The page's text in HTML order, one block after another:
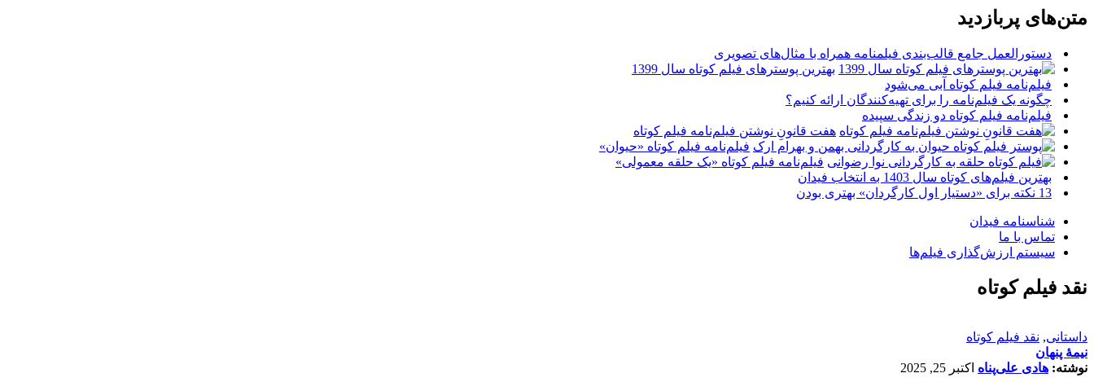
متن‌های پربازدید
دستورالعمل جامع قالب‌بندی فیلمنامه همراه با مثال‌های تصویری
بهترین پوسترهای فیلم کوتاه سال 1399
فیلم‌نامه فیلم کوتاه آبی می‌شود
چگونه یک فیلم‌نامه را برای تهیه‌کنندگان ارائه کنیم؟
فیلم‌نامه فیلم کوتاه دو زندگی سپیده
هفت قانونِ نوشتن فیلم‌نامه فیلم کوتاه
فیلم‌نامه فیلم کوتاه «حیوان»
فیلم‌نامه فیلم کوتاه «یک حلقه معمولی»
بهترین فیلم‌های کوتاه سال 1403 به انتخاب فیدان
13 نکته برای «دستیار اول کارگردان» بهتری بودن
شناسنامه فیدان
تماس با ما
سیستم ارزش‌گذاری فیلم‌ها
نقد فیلم کوتاه
داستانی, نقد فیلم کوتاه
نیمۀ پنهان
نوشته: هادی علی‌پناه اکتبر 25, 2025